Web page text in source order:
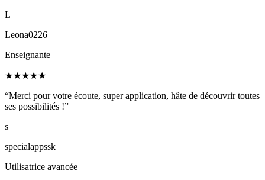
L
Leona0226
Enseignante
★★★★★
“Merci pour votre écoute, super application, hâte de découvrir toutes
ses possibilités !”
s
specialappssk
Utilisatrice avancée